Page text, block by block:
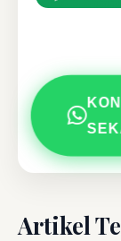
Artikel